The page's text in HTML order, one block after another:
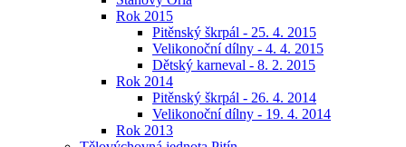
Rok 2015
Pitěnský škrpál - 25. 4. 2015
Velikonoční dílny - 4. 4. 2015
Dětský karneval - 8. 2. 2015
Rok 2014
Pitěnský škrpál - 26. 4. 2014
Velikonoční dílny - 19. 4. 2014
Rok 2013